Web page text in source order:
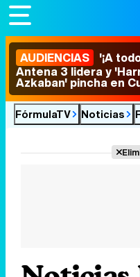
AUDIENCIAS '¡A
Antena 3 lidera y
Azkaban' pincha en
FórmulaTV Noticias